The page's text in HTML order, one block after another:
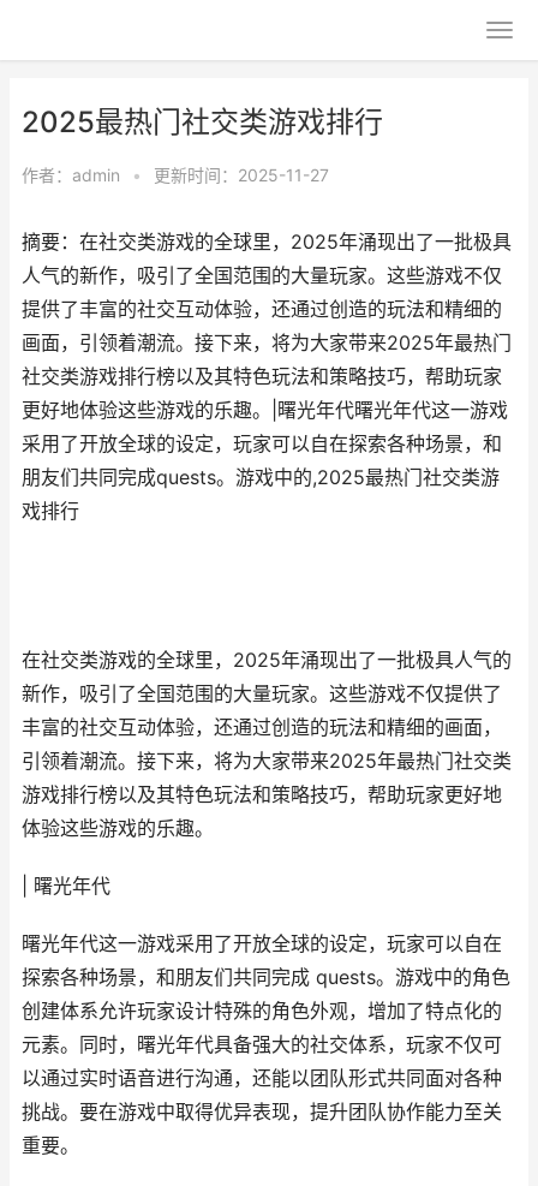
2025最热门社交类游戏排行
作者： admin • 更新时间：2025-11-27
摘要：在社交类游戏的全球里，2025年涌现出了一批极具
人气的新作，吸引了全国范围的大量玩家。这些游戏不仅
提供了丰富的社交互动体验，还通过创造的玩法和精细的
画面，引领着潮流。接下来，将为大家带来2025年最热门
社交类游戏排行榜以及其特色玩法和策略技巧，帮助玩家
更好地体验这些游戏的乐趣。|曙光年代曙光年代这一游戏
采用了开放全球的设定，玩家可以自在探索各种场景，和
朋友们共同完成quests。游戏中的,2025最热门社交类游
戏排行
在社交类游戏的全球里，2025年涌现出了一批极具人气的
新作，吸引了全国范围的大量玩家。这些游戏不仅提供了
丰富的社交互动体验，还通过创造的玩法和精细的画面，
引领着潮流。接下来，将为大家带来2025年最热门社交类
游戏排行榜以及其特色玩法和策略技巧，帮助玩家更好地
体验这些游戏的乐趣。
| 曙光年代
曙光年代这一游戏采用了开放全球的设定，玩家可以自在
探索各种场景，和朋友们共同完成 quests。游戏中的角色
创建体系允许玩家设计特殊的角色外观，增加了特点化的
元素。同时，曙光年代具备强大的社交体系，玩家不仅可
以通过实时语音进行沟通，还能以团队形式共同面对各种
挑战。要在游戏中取得优异表现，提升团队协作能力至关
重要。